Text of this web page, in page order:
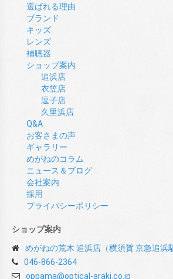
選ばれる理由
ブランド
キッズ
レンズ
補聴器
ショップ案内
追浜店
衣笠店
逗子店
久里浜店
Q&A
お客さまの声
ギャラリー
めがねのコラム
ニュース＆ブログ
会社案内
採用
プライバシーポリシー
ショップ案内
めがねの荒木 追浜店（横須賀 京急追浜
046-866-2364
oppama@optical-araki.co.jp